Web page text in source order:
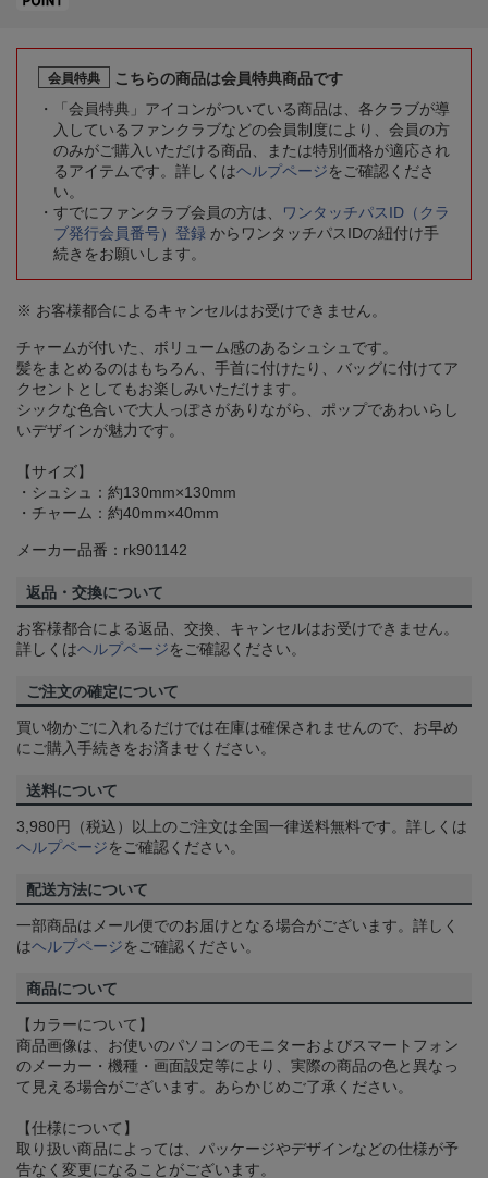
会員特典
こちらの商品は会員特典商品です
「会員特典」アイコンがついている商品は、各クラブが導
入しているファンクラブなどの会員制度により、会員の方
のみがご購入いただける商品、または特別価格が適応され
るアイテムです。詳しくはヘルプページをご確認くださ
い。
すでにファンクラブ会員の方は、
ワンタッチパスID（クラ
ブ発行会員番号）登録 からワンタッチパスIDの紐付け手
続きをお願いします。
※ お客様都合によるキャンセルはお受けできません。
チャームが付いた、ボリューム感のあるシュシュです。
髪をまとめるのはもちろん、手首に付けたり、バッグに付けてア
クセントとしてもお楽しみいただけます。
シックな色合いで大人っぽさがありながら、ポップであわいらし
いデザインが魅力です。
【サイズ】
・シュシュ：約130mm×130mm
・チャーム：約40mm×40mm
メーカー品番：rk901142
返品・交換について
お客様都合による返品、交換、キャンセルはお受けできません。
詳しくはヘルプページをご確認ください。
ご注文の確定について
買い物かごに入れるだけでは在庫は確保されませんので、お早め
にご購入手続きをお済ませください。
送料について
3,980円（税込）以上のご注文は全国一律送料無料です。詳しくは
ヘルプページをご確認ください。
配送方法について
一部商品はメール便でのお届けとなる場合がございます。詳しく
はヘルプページをご確認ください。
商品について
【カラーについて】
商品画像は、お使いのパソコンのモニターおよびスマートフォン
のメーカー・機種・画面設定等により、実際の商品の色と異なっ
て見える場合がございます。あらかじめご了承ください。
【仕様について】
取り扱い商品によっては、パッケージやデザインなどの仕様が予
告なく変更になることがございます。